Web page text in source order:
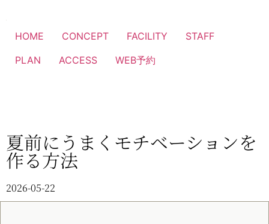
HOME CONCEPT FACILITY
STAFF
PLAN
ACCESS WEB予約
夏前にうまくモチベーションを
作る方法
2026-05-22